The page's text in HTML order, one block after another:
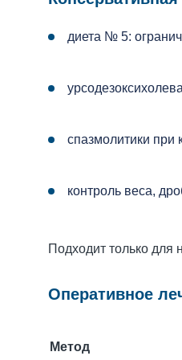
диета № 5:
спазмолитики при
контроль веса,
Подходит только
Оперативное
Метод